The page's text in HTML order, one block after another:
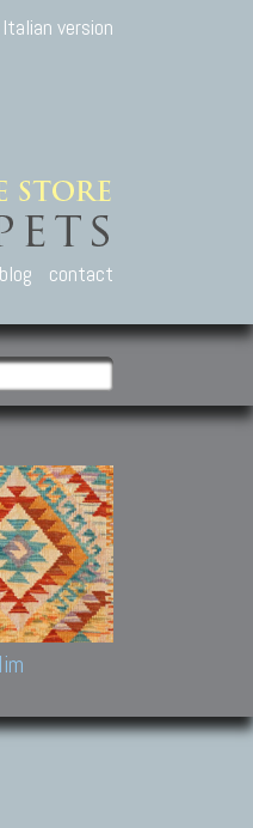
Italian version
blog contact
carpets.
rugs.
carpets.
Bukhara